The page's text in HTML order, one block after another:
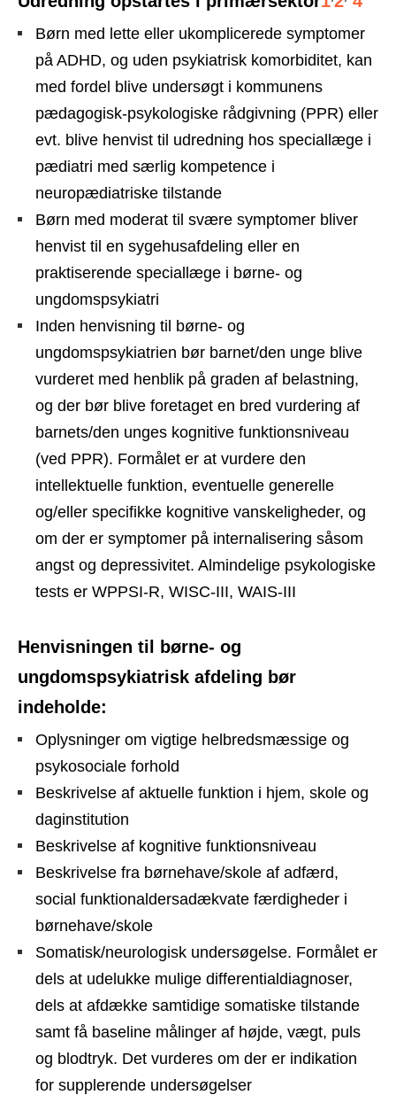
Børn med lette eller ukomplicerede symptomer
på ADHD, og uden psykiatrisk komorbiditet, kan
med fordel blive undersøgt i kommunens
pædagogisk-psykologiske rådgivning (PPR) eller
evt. blive henvist til udredning hos speciallæge i
pædiatri med særlig kompetence i
neuropædiatriske tilstande
Børn med moderat til svære symptomer bliver
henvist til en sygehusafdeling eller en
praktiserende speciallæge i børne- og
ungdomspsykiatri
Inden henvisning til børne- og
ungdomspsykiatrien bør barnet/den unge blive
vurderet med henblik på graden af belastning,
og der bør blive foretaget en bred vurdering af
barnets/den unges kognitive funktionsniveau
(ved PPR). Formålet er at vurdere den
intellektuelle funktion, eventuelle generelle
og/eller specifikke kognitive vanskeligheder, og
om der er symptomer på internalisering såsom
angst og depressivitet. Almindelige psykologiske
tests er WPPSI-R, WISC-III, WAIS-III
Henvisningen til børne- og
ungdomspsykiatrisk afdeling bør
indeholde:
Oplysninger om vigtige helbredsmæssige og
psykosociale forhold
Beskrivelse af aktuelle funktion i hjem, skole og
daginstitution
Beskrivelse af kognitive funktionsniveau
Beskrivelse fra børnehave/skole af adfærd,
social funktionaldersadækvate færdigheder i
børnehave/skole
Somatisk/neurologisk undersøgelse. Formålet er
dels at udelukke mulige differentialdiagnoser,
dels at afdække samtidige somatiske tilstande
samt få baseline målinger af højde, vægt, puls
og blodtryk. Det vurderes om der er indikation
for supplerende undersøgelser